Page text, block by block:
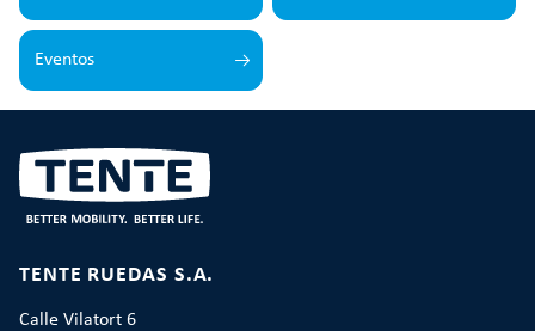
Eventos
TENTE RUEDAS S.A.
Calle Vilatort 6